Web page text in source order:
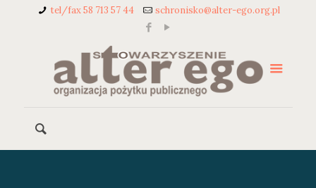
tel/fax 58 713 57 44 schronisko@alter-ego.org.pl